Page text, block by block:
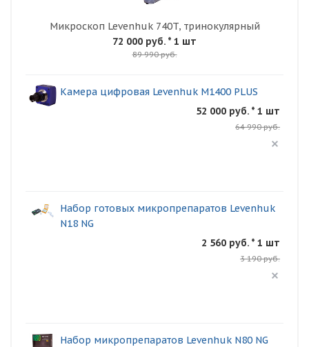
Микроскоп Levenhuk 740T, тринокулярный
72 000 руб. * 1 шт
89 990 руб.
Камера цифровая Levenhuk M1400 PLUS
52 000 руб. * 1 шт
64 990 руб.
Набор готовых микропрепаратов Levenhuk
N18 NG
2 560 руб. * 1 шт
3 190 руб.
Набор микропрепаратов Levenhuk N80 NG